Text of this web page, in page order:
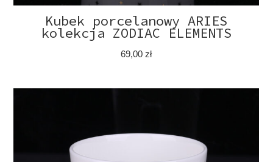
Kubek porcelanowy ARIES
kolekcja ZODIAC ELEMENTS
69,00 zł